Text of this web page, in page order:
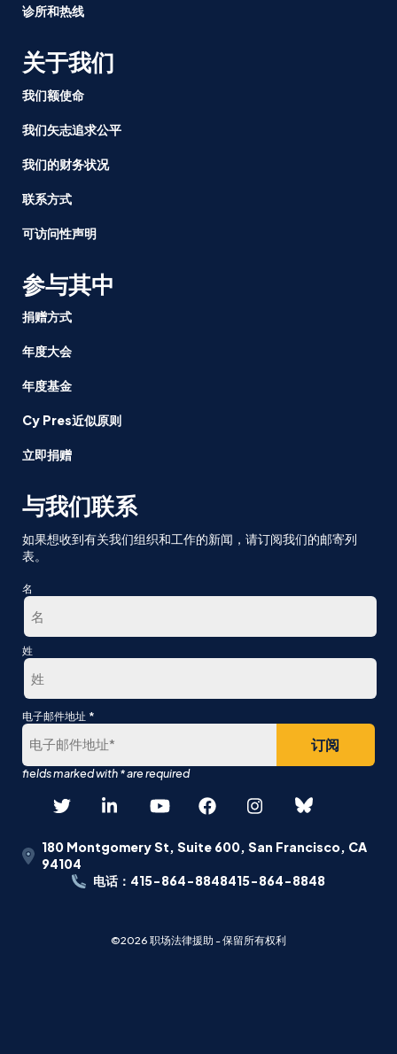
诊所和热线
关于我们
我们额使命
我们矢志追求公平
我们的财务状况
联系方式
可访问性声明
参与其中
捐赠方式
年度大会
年度基金
Cy Pres近似原则
立即捐赠
与我们联系
如果想收到有关我们组织和工作的新闻，请订阅我们的邮寄列
表。
名
第
姓
最
后
电子邮件地址 *
180 Montgomery St, Suite 600, San Francisco, CA
94104
电话：415-864-8848415-864-8848
©2026 职场法律援助 - 保留所有权利